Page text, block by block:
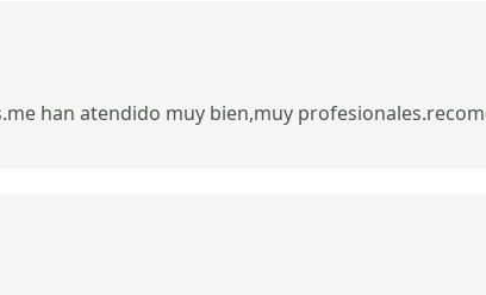
han atendido muy bien,muy